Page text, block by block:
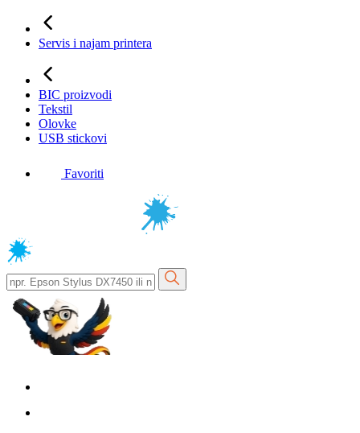
Servis i najam printera
BIC proizvodi
Tekstil
Olovke
USB stickovi
Favoriti